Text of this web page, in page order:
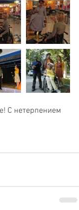
С нетерпением